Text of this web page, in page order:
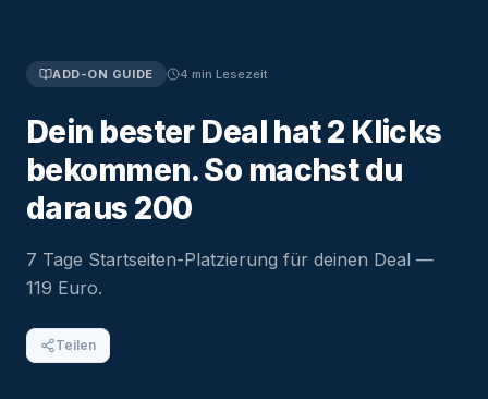
ADD-ON GUIDE 4 min Lesezeit
Dein bester Deal hat 2 Klicks
bekommen. So machst du
daraus 200
7 Tage Startseiten-Platzierung für deinen Deal —
119 Euro.
Teilen